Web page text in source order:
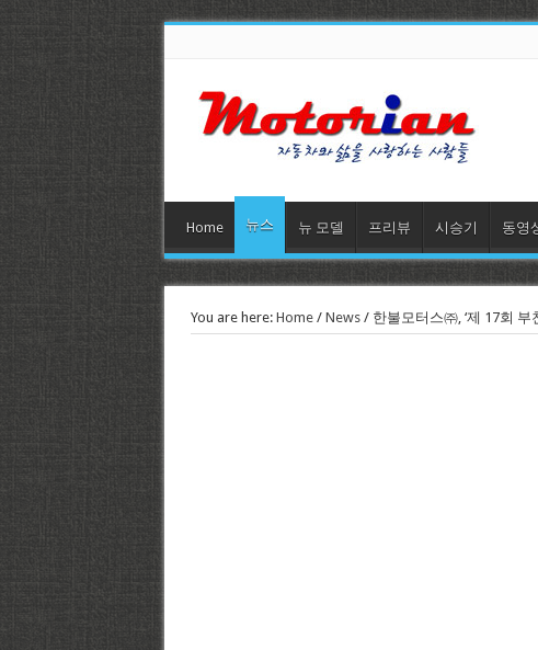
Home 뉴스 뉴 모델 프리뷰 시승기 동영
You are here: Home/ News/ 한불모터스㈜, ‘제 17회